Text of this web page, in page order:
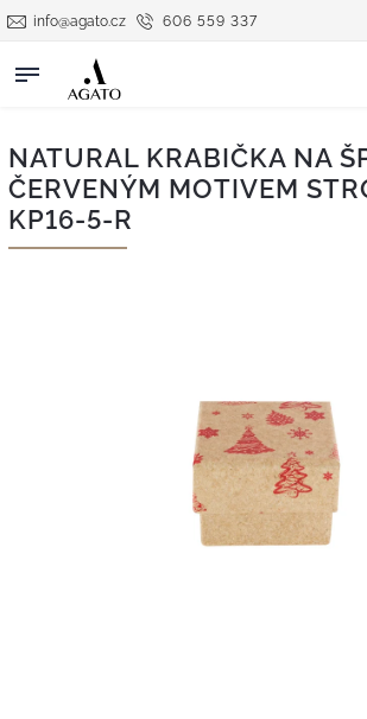
606 559 337
info@agato.cz
NATURAL KRABIČKA NA
ČERVENÝM MOTIVEM
KP16-5-R